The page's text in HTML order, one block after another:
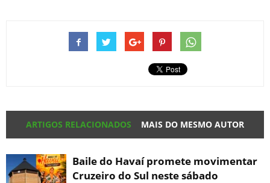
ARTIGOS RELACIONADOS MAIS DO MESMO AUTOR
Baile do Havaí promete movimentar
Cruzeiro do Sul neste sábado